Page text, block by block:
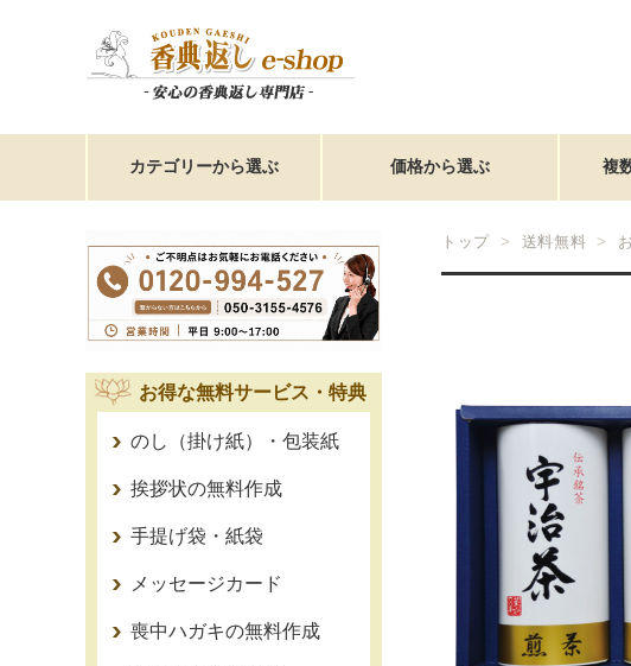
カテゴリーから選ぶ 価格から選ぶ 複
トップ 送料無料
お得な無料サービス・特典
のし（掛け紙）・包装紙
挨拶状の無料作成
手提げ袋・紙袋
メッセージカード
喪中ハガキの無料作成